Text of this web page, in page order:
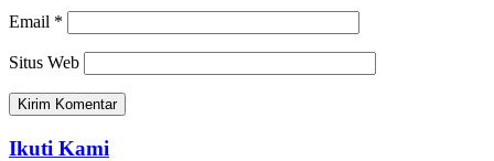
Email *
Situs Web
Ikuti Kami